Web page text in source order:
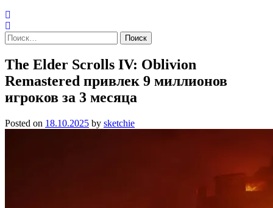
Найти:
The Elder Scrolls IV: Oblivion
Remastered привлек 9 миллионов
игроков за 3 месяца
Posted on 18.10.2025 by sketchie